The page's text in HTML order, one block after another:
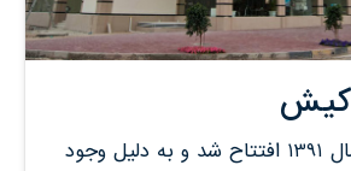
این بازار دهه فجر سال 1391 افتتاح شد و به دلیل وجود